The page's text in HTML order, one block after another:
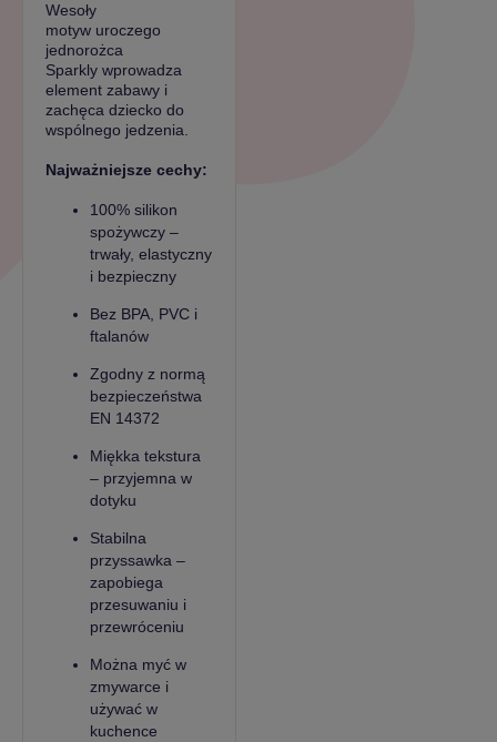
Wesoły
motyw uroczego
jednorożca
Sparkly wprowadza
element zabawy i
zachęca dziecko do
wspólnego jedzenia.
Najważniejsze cechy:
100% silikon
spożywczy –
trwały, elastyczny
i bezpieczny
Bez BPA, PVC i
ftalanów
Zgodny z normą
bezpieczeństwa
EN 14372
Miękka tekstura
– przyjemna w
dotyku
Stabilna
przyssawka –
zapobiega
przesuwaniu i
przewróceniu
Można myć w
zmywarce i
używać w
kuchence